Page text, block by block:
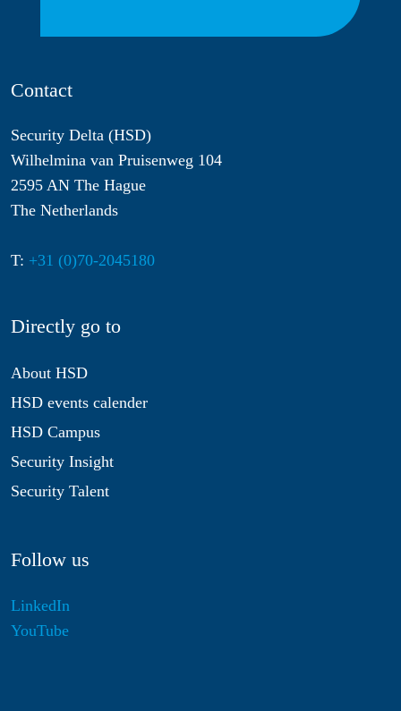
Contact
Security Delta (HSD)
Wilhelmina van Pruisenweg 104
2595 AN The Hague
The Netherlands
T: +31 (0)70-2045180
Directly go to
About HSD
HSD events calender
HSD Campus
Security Insight
Security Talent
Follow us
LinkedIn
YouTube